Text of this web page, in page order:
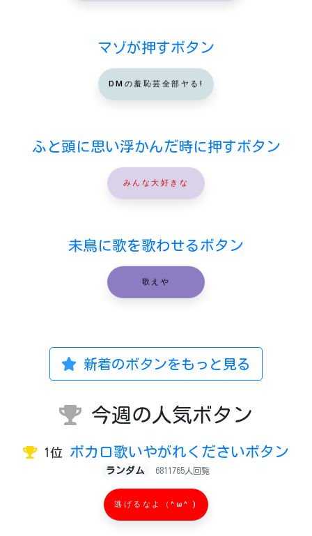
マゾが押すボタン
DMの羞恥芸全部ヤる!
ふと頭に思い浮かんだ時に押すボタン
みんな大好きな
未鳥に歌を歌わせるボタン
歌えや
新着のボタンをもっと見る
今週の人気ボタン
1位 ボカロ歌いやがれくださいボタン
ランダム 6811765人回覧
逃げるなよ（^ω^ )